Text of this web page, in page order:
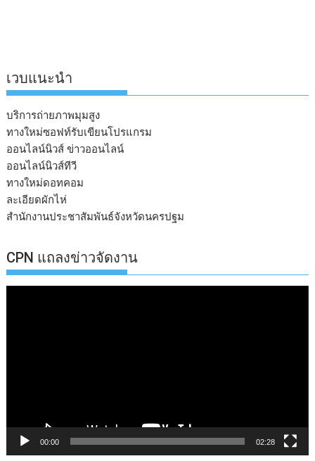
เวบแนะนำ
บริการถ่ายภาพมุมสูง
ทางใหม่ซอฟท์รับเขียนโปรแกรม
ออนไลน์นิวส์ ข่าวออนไลน์
ออนไลน์นิวส์ทีวี
ทางใหม่ดอทคอม
ละเอียดผักไห่
สำนักงานประชาสัมพันธ์จังหวัดนครปฐม
CPN แถลงข่าวจัดงาน
00:00 02:28